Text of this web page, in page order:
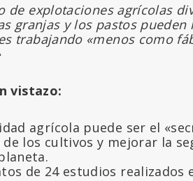
de explotaciones agrícolas
granjas y los pastos
trabajando «menos como
vistazo:
agrícola puede ser el
los cultivos y mejorar la
de 24 estudios